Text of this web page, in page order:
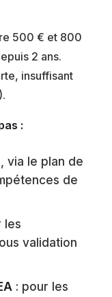
500 € et 800
2 ans.
insuffisant
:
via le plan de
de
les
validation
: pour les